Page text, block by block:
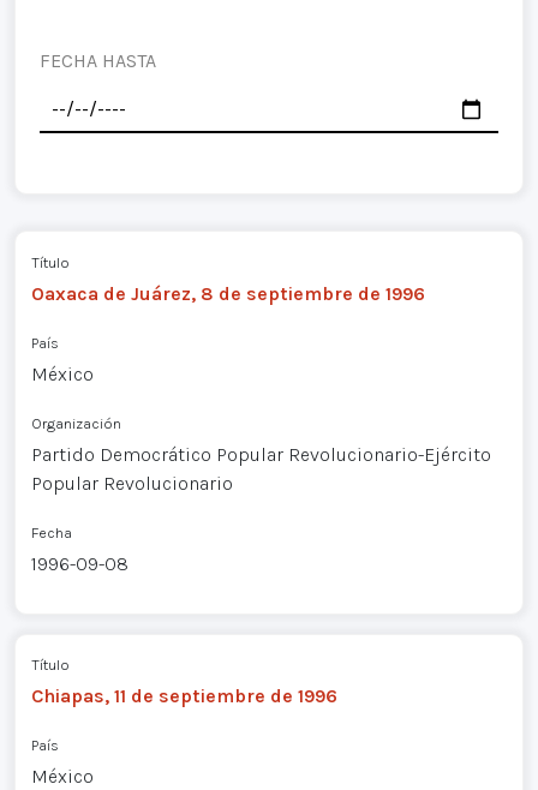
FECHA HASTA
Título
Oaxaca de Juárez, 8 de septiembre de 1996
País
México
Organización
Partido Democrático Popular Revolucionario-Ejército
Popular Revolucionario
Fecha
1996-09-08
Título
Chiapas, 11 de septiembre de 1996
País
México